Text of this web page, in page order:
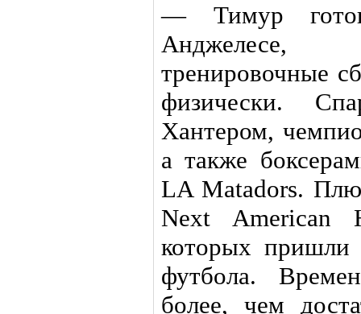
— Тимур
Анджелесе,
тренировочные
физически.
Хантером,
а также
LA Matadors.
Next American
которых пришли
футбола.
более, чем